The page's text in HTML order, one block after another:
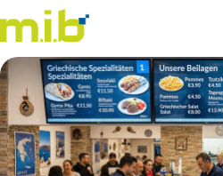
STARTSEITE
PRODUKTE
SOFTWARELÖSUNGEN